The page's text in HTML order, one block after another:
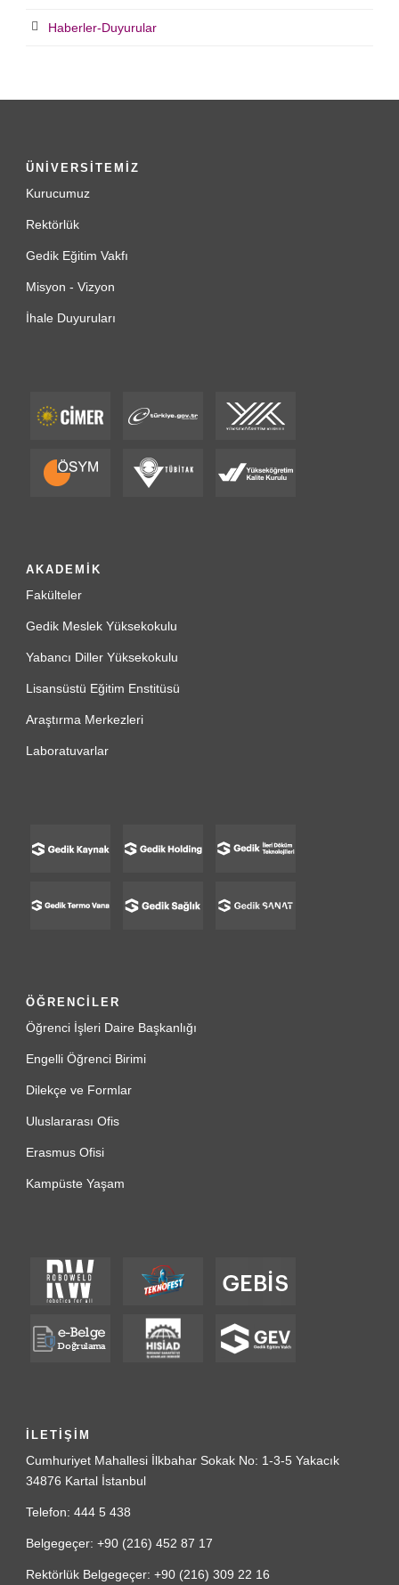
Haberler-Duyurular
ÜNİVERSİTEMİZ
Kurucumuz
Rektörlük
Gedik Eğitim Vakfı
Misyon - Vizyon
İhale Duyuruları
AKADEMİK
Fakülteler
Gedik Meslek Yüksekokulu
Yabancı Diller Yüksekokulu
Lisansüstü Eğitim Enstitüsü
Araştırma Merkezleri
Laboratuvarlar
ÖĞRENCİLER
Öğrenci İşleri Daire Başkanlığı
Engelli Öğrenci Birimi
Dilekçe ve Formlar
Uluslararası Ofis
Erasmus Ofisi
Kampüste Yaşam
İLETİŞİM
Cumhuriyet Mahallesi İlkbahar Sokak No: 1-3-5 Yakacık
34876 Kartal İstanbul
Telefon: 444 5 438
Belgegeçer: +90 (216) 452 87 17
Rektörlük Belgegeçer: +90 (216) 309 22 16